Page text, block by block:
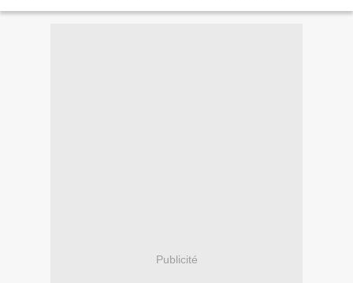
Publicité